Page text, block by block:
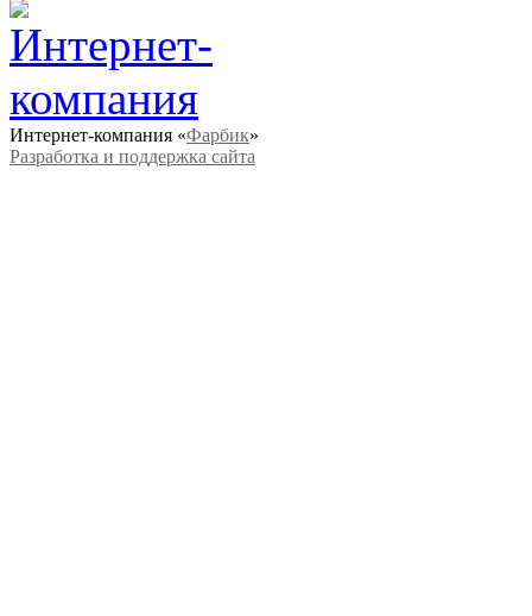
Интернет-компания «Фарбик»
Разработка и поддержка сайта